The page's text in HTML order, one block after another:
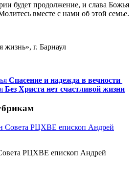
будет продолжение, и слава Божья
вместе с нами об этой семье.
жизнь», г. Барнаул
Спасение и надежда в вечности
Без Христа нет счастливой жизни
РЦХВЕ епископ Андрей